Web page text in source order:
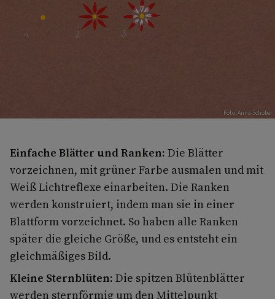
Foto: Anna Schober
Einfache Blätter und Ranken: Die Blätter
vorzeichnen, mit grüner Farbe ausmalen und mit
Weiß Lichtreflexe einarbeiten. Die Ranken
werden konstruiert, indem man sie in einer
Blattform vorzeichnet. So haben alle Ranken
später die gleiche Größe, und es entsteht ein
gleichmäßiges Bild.
Kleine Sternblüten: Die spitzen Blütenblätter
werden sternförmig um den Mittelpunkt